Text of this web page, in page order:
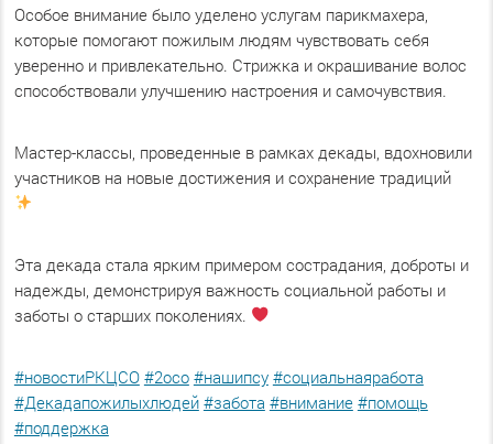
Особое внимание было уделено услугам парикмахера,
которые помогают пожилым людям чувствовать себя
уверенно и привлекательно. Стрижка и окрашивание волос
способствовали улучшению настроения и самочувствия.
Мастер-классы, проведенные в рамках декады, вдохновили
участников на новые достижения и сохранение традиций
Эта декада стала ярким примером сострадания, доброты и
надежды, демонстрируя важность социальной работы и
заботы о старших поколениях.
#новостиРКЦСО #2осо #нашипсу #социальнаяработа
#Декадапожилыхлюдей #забота #внимание #помощь
#поддержка